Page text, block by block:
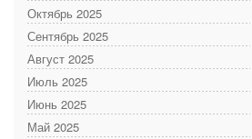
Октябрь 2025
Сентябрь 2025
Август 2025
Июль 2025
Июнь 2025
Май 2025